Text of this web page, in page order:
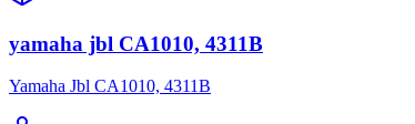
yamaha jbl CA1010, 4311B
Yamaha Jbl CA1010, 4311B